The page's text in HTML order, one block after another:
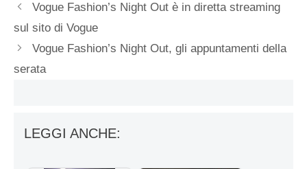
Vogue Fashion’s Night Out è in diretta streaming
sul sito di Vogue
Vogue Fashion’s Night Out, gli appuntamenti della
serata
LEGGI ANCHE: